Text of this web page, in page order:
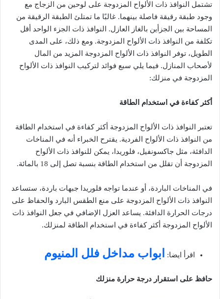
تشتمل النوافذ ذات الألواح المزدوجة على لوحين من الزجاج مع
وجود طبقة رقيقة فاصلة بينهما. غالبًا ما تمتلئ الطبقة الرقيقة من
المساحة بين الجزأين بالغاز العازل. النوافذ ذات الجزء الواحد أقل
تكلفة من النوافذ ذات الألواح المزدوجة. ومع ذلك، على المدى
الطويل، توفر النوافذ ذات الألواح المزدوجة المزيد من المال
لأصحاب المنازل. فيما يلي سبع فوائد لتركيب النوافذ ذات الألواح
المزدوجة في منزلك:
أكثر كفاءة في استخدام الطاقة
تعتبر النوافذ ذات الألواح المزدوجة أكثر كفاءة في استخدام الطاقة
من النوافذ ذات الألواح الفردية. يقترح الخبراء أنه في المناخات
الدافئة، مثل جاكسونفيل، فلوريدا، يمكن للنوافذ ذات الألواح
المزدوجة أن تقلل من استخدام الطاقة بنسبة تصل إلى 18 بالمائة.
في المناخات الباردة، أو عندما تواجه فلوريدا جبهات باردة، ستساعد
النوافذ ذات الألواح المزدوجة على منع الطقس البارد والحفاظ على
درجات الحرارة الدافئة. يساعد العزل الإضافي في جعل النوافذ ذات
الألواح المزدوجة أكثر كفاءة في استخدام الطاقة لمنزلك.
اقرأ ايضا: ابواب مداخل فلل المنيوم
حافظ على استقرار درجة حرارة منزلك